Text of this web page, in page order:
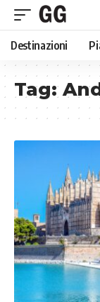
Destinazioni
Tag: